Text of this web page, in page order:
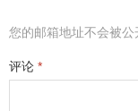
您的邮箱地址不会被公
评论 *